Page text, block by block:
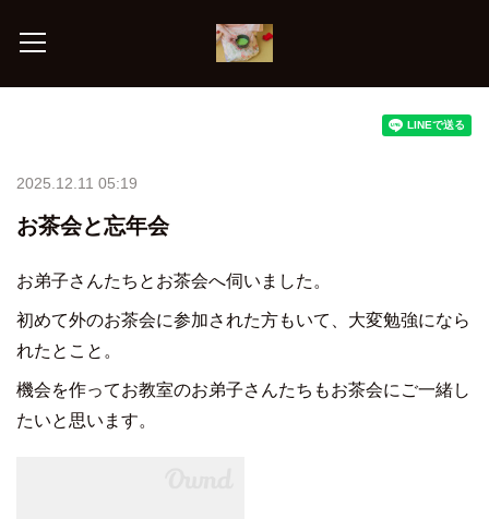
2025.12.11 05:19
お茶会と忘年会
お弟子さんたちとお茶会へ伺いました。
初めて外のお茶会に参加された方もいて、大変勉強になら
れたとこと。
機会を作ってお教室のお弟子さんたちもお茶会にご一緒し
たいと思います。